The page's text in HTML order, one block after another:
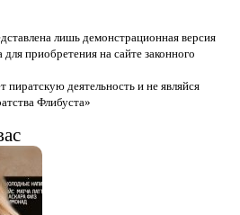
лишь демонстрационная версия
приобретения на сайте законного
деятельность и не являйся
Флибуста»